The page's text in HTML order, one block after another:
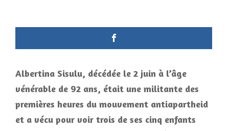
Albertina Sisulu, décédée le 2 juin à l’âge
vénérable de 92 ans, était une militante des
premières heures du mouvement antiapartheid
et a vécu pour voir trois de ses cinq enfants